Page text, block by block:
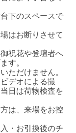
下のスペースで
はお断りさせて
祝花や登壇者へ
す。
ただけません。
デオによる撮
日は荷物検査を
は、来場をお控
・お引換後のチ